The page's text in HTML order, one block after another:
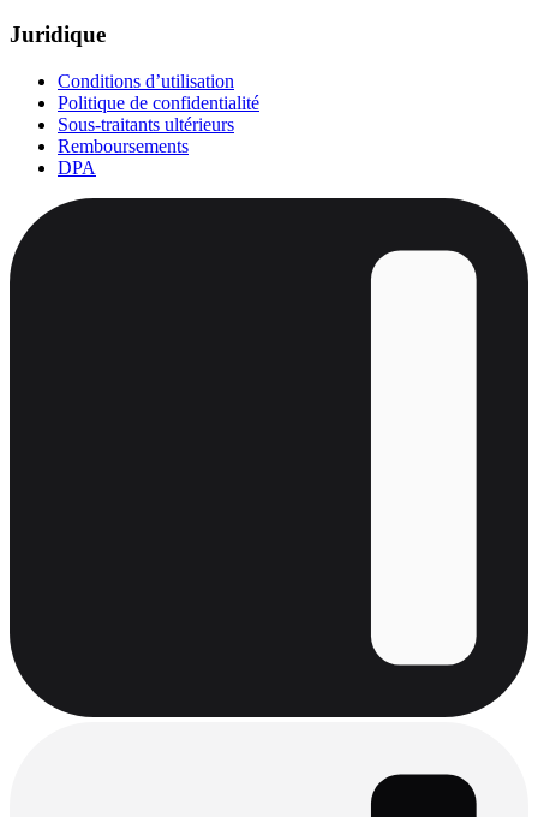
Juridique
Conditions d’utilisation
Politique de confidentialité
Sous-traitants ultérieurs
Remboursements
DPA